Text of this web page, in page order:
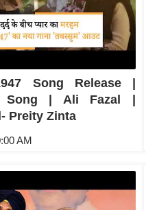
Song Release |
Song | Ali Fazal |
Preity Zinta
AM